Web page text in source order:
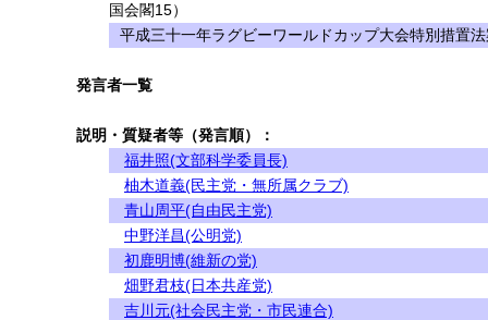
国会閣15）
平成三十一年ラグビーワールドカップ大会特別措置
発言者一覧
説明・質疑者等（発言順）：
福井照(文部科学委員長)
柚木道義(民主党・無所属クラブ)
青山周平(自由民主党)
中野洋昌(公明党)
初鹿明博(維新の党)
畑野君枝(日本共産党)
吉川元(社会民主党・市民連合)